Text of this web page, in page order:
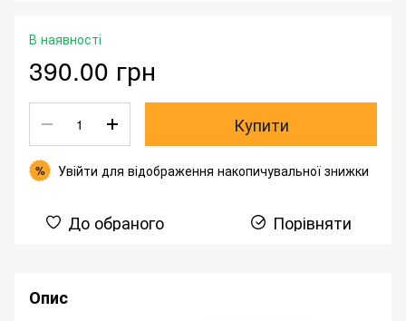
В наявності
390.00 грн
Купити
% Увійти для відображення накопичувальної знижки
До обраного Порівняти
Опис